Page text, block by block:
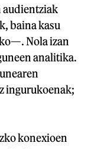
audientziak
baina kasu
Nola izan
analitika.
ingurukoenak;
konexioen